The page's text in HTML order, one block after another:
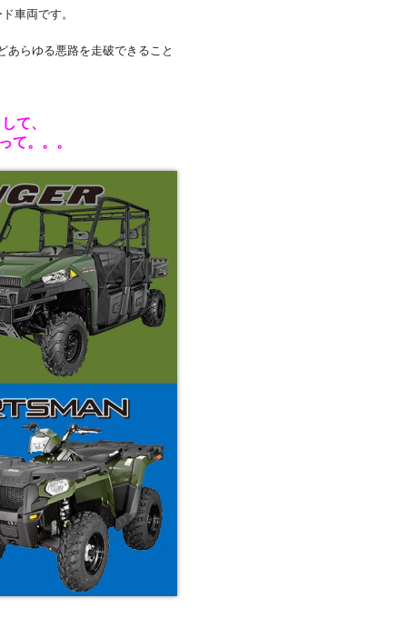
車両です。
あらゆる悪路を走破できること
て、
て。。。